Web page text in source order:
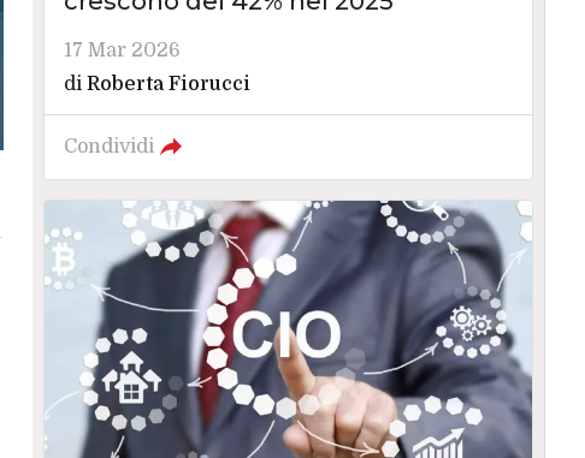
17 Mar 2026
di Roberta Fiorucci
Condividi